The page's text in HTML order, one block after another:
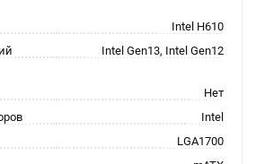
Intel H610
Intel Gen13, Intel Gen12
Нет
Intel
LGA1700